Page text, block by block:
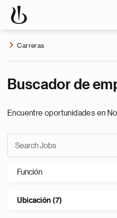
Carreras
Buscador de
Encuentre oportunidades en
Función
Ubicación (7)